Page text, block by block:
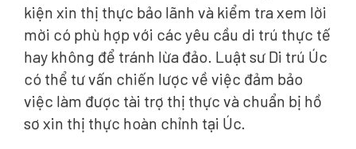
kiện xin thị thực bảo lãnh và kiểm tra xem lời
mời có phù hợp với các yêu cầu di trú thực tế
hay không để tránh lừa đảo. Luật sư Di trú Úc
có thể tư vấn chiến lược về việc đảm bảo
việc làm được tài trợ thị thực và chuẩn bị hồ
sơ xin thị thực hoàn chỉnh tại Úc.